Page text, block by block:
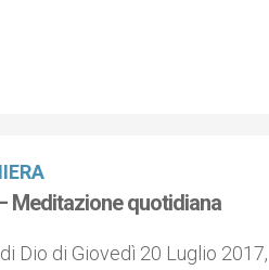
Meditazione quotidiana
Dio di Giovedì 20 Luglio 2017,